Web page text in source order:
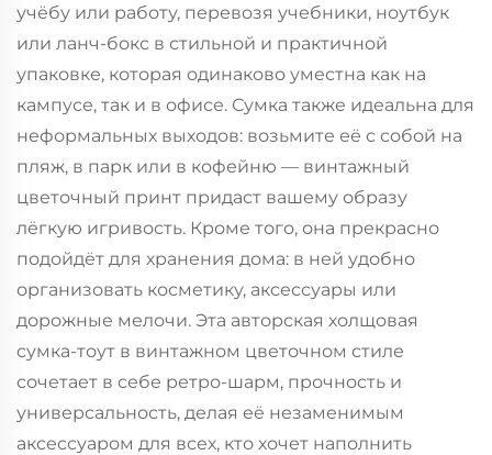
учёбу или работу, перевозя учебники, ноутбук
или ланч-бокс в стильной и практичной
упаковке, которая одинаково уместна как на
кампусе, так и в офисе. Сумка также идеальна для
неформальных выходов: возьмите её с собой на
пляж, в парк или в кофейню — винтажный
цветочный принт придаст вашему образу
лёгкую игривость. Кроме того, она прекрасно
подойдёт для хранения дома: в ней удобно
организовать косметику, аксессуары или
дорожные мелочи. Эта авторская холщовая
сумка-тоут в винтажном цветочном стиле
сочетает в себе ретро-шарм, прочность и
универсальность, делая её незаменимым
аксессуаром для всех, кто хочет наполнить